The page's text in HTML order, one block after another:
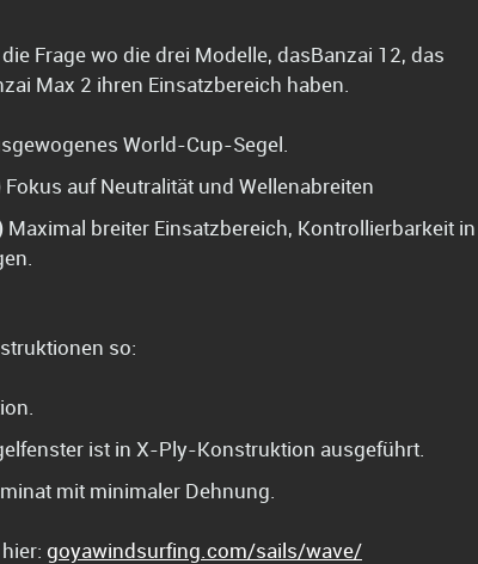
Frage wo die drei Modelle, dasBanzai 12, das
Max 2 ihren Einsatzbereich haben.
World-Cup-Segel.
Fokus auf Neutralität und Wellenabreiten
Maximal breiter Einsatzbereich, Kontrollierbarkeit in
so:
ist in X-Ply-Konstruktion ausgeführt.
mit minimaler Dehnung.
goyawindsurfing.com/sails/wave/